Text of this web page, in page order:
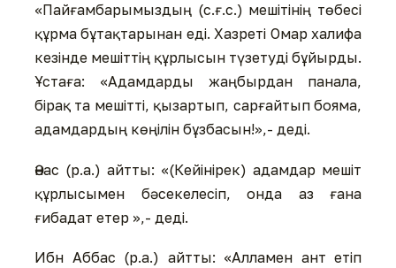
«Пайғамбарымыздың (с.ғ.с.) мешітінің төбесі
құрма бұтақтарынан еді. Хазреті Омар халифа
кезінде мешіттің құрлысын түзетуді бұйырды.
Ұстаға: «Адамдарды жаңбырдан панала,
бірақ та мешітті, қызартып, сарғайтып бояма,
адамдардың көңілін бұзбасын!»,- деді.
Әнас (р.а.) айтты: «(Кейінірек) адамдар мешіт
құрлысымен бәсекелесіп, онда аз ғана
ғибадат етер »,- деді.
Ибн Аббас (р.а.) айтты: «Алламен ант етіп